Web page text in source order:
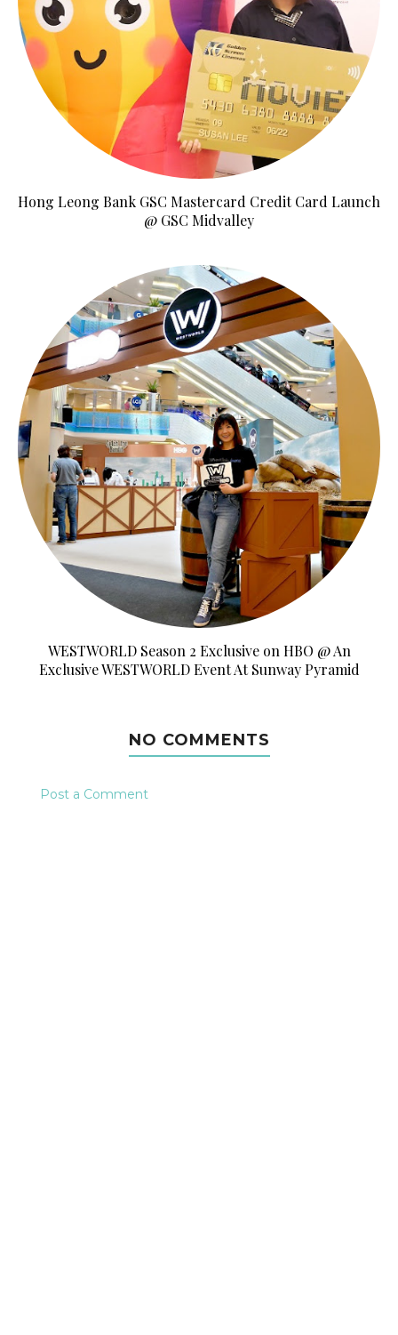
Hong Leong Bank GSC Mastercard Credit Card Launch
@ GSC Midvalley
WESTWORLD Season 2 Exclusive on HBO @ An
Exclusive WESTWORLD Event At Sunway Pyramid
NO COMMENTS
Post a Comment